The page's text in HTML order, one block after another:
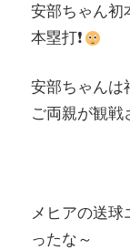
安部ちゃん初
本塁打❗
安部ちゃんは
ご両親が観戦
メヒアの送
ったな～